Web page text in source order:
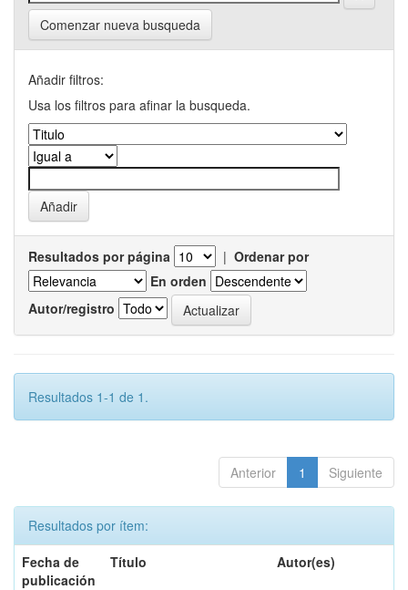
Comenzar nueva busqueda
Añadir filtros:
Usa los filtros para afinar la busqueda.
Resultados por página | Ordenar por
En orden
Autor/registro
Resultados 1-1 de 1.
Anterior 1 Siguiente
Resultados por ítem:
Fecha de
publicación
Título Autor(es)